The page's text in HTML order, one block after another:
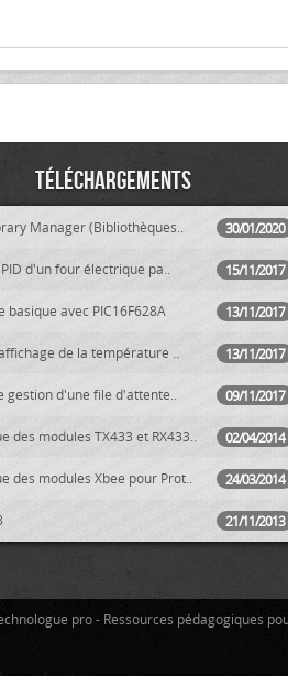
Téléchargements
30/01/2020
Manager (Bibliothèques..
15/11/2017
d'un four électrique pa..
13/11/2017
basique avec PIC16F628A
13/11/2017
de la température ..
09/11/2017
gestion d'une file d'attente..
02/04/2014
des modules TX433 et RX433..
24/03/2014
des modules Xbee pour Prot..
21/11/2013
pro - Ressources pédagogiques